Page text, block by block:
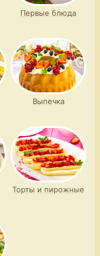
Первые блюда
Выпечка
Торты и пирожные